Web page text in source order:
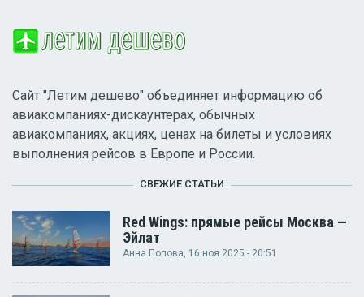
Сайт "Летим дешево" объединяет информацию об
авиакомпаниях-дискаунтерах, обычных
авиакомпаниях, акциях, ценах на билеты и условиях
выполнения рейсов в Европе и России.
СВЕЖИЕ СТАТЬИ
Red Wings: прямые рейсы Москва —
Эйлат
Анна Попова, 16 ноя 2025 - 20:51